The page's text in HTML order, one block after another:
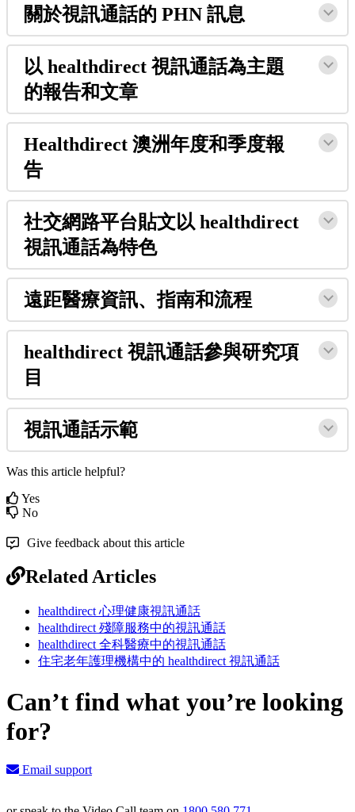
關於視訊通話的 PHN 訊息
以 healthdirect 視訊通話為主題
的報告和文章
Healthdirect 澳洲年度和季度報
告
社交網路平台貼文以 healthdirect
視訊通話為特色
遠距醫療資訊、指南和流程
healthdirect 視訊通話參與研究項
目
視訊通話示範
Was this article helpful?
Yes
No
Give feedback about this article
Related Articles
healthdirect 心理健康視訊通話
healthdirect 殘障服務中的視訊通話
healthdirect 全科醫療中的視訊通話
住宅老年護理機構中的 healthdirect 視訊通話
Can’t find what you’re looking
for?
Email support